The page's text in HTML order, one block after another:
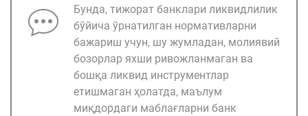
Бунда, тижорат банклари ликвидлилик
бўйича ўрнатилган нормативларни
бажариш учун, шу жумладан, молиявий
бозорлар яхши ривожланмаган ва
бошқа ликвид инструментлар
етишмаган ҳолатда, маълум
миқдордаги маблағларни банк